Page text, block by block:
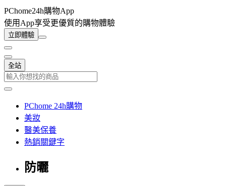
PChome24h購物App
使用App享受更優質的購物體驗
立即體驗
全站
PChome 24h購物
美妝
醫美保養
熱銷關鍵字
防曬